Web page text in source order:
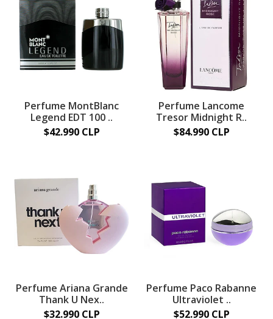
Perfume MontBlanc
Legend EDT 100 ..
$42.990 CLP
Perfume Lancome
Tresor Midnight R..
$84.990 CLP
Perfume Ariana Grande
Thank U Nex..
$32.990 CLP
Perfume Paco Rabanne
Ultraviolet ..
$52.990 CLP